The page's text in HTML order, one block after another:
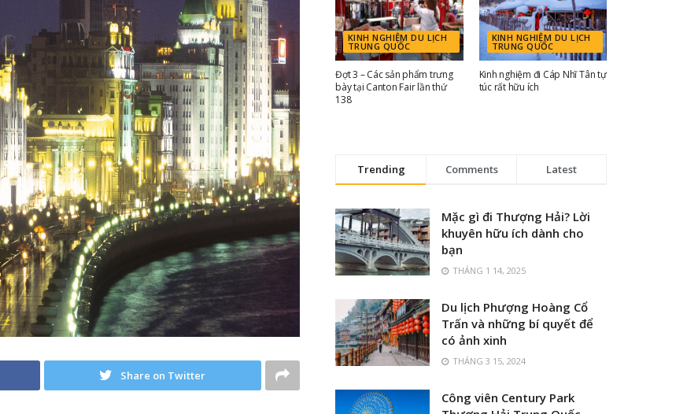
Share on Twitter
KINH NGHIỆM DU LỊCH
TRUNG QUỐC
Đợt 3 – Các sản phẩm trưng
bày tại Canton Fair lần thứ
138
KINH NGHIỆM DU LỊCH
TRUNG QUỐC
Kinh nghiệm đi Cáp Nhĩ Tân tự
túc rất hữu ích
Trending Comments Latest
Mặc gì đi Thượng Hải? Lời
khuyên hữu ích dành cho
bạn
THÁNG 1 14, 2025
Du lịch Phượng Hoàng Cổ
Trấn và những bí quyết để
có ảnh xinh
THÁNG 3 15, 2024
Công viên Century Park